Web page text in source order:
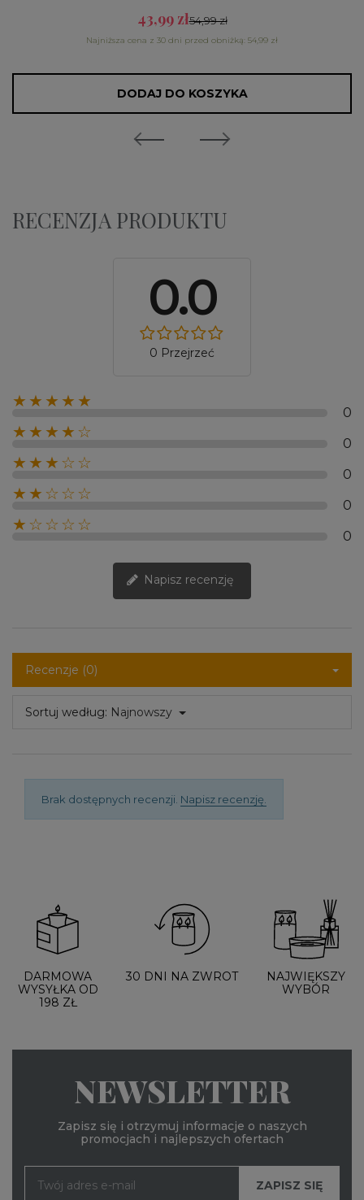
43,99 zł54,99 zł
Najniższa cena z 30 dni przed obniżką: 54,99 zł
DODAJ DO KOSZYKA
RECENZJA PRODUKTU
0.0
0 Przejrzeć
★★★★★
0
★★★★☆
0
★★★☆☆
0
★★☆☆☆
0
★☆☆☆☆
0
Napisz recenzję
Recenzje (0)
Sortuj według: Najnowszy
Brak dostępnych recenzji. Napisz recenzję.
DARMOWA
WYSYŁKA OD
198 ZŁ
30 DNI NA ZWROT
NAJWIĘKSZY
WYBÓR
NEWSLETTER
Zapisz się i otrzymuj informacje o naszych
promocjach i najlepszych ofertach